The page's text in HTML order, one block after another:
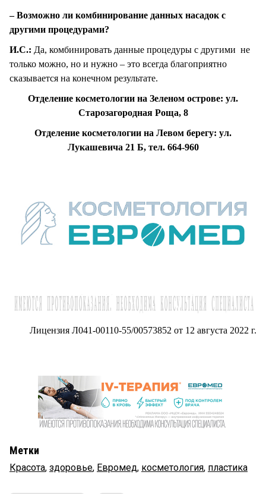
– Возможно ли комбинирование данных насадок с
другими процедурами?
И.С.: Да, комбинировать данные процедуры с другими не
только можно, но и нужно – это всегда благоприятно
сказывается на конечном результате.
Отделение косметологии на Зеленом острове: ул.
Старозагородная Роща, 8
Отделение косметологии на Левом берегу: ул.
Лукашевича 21 Б, тел. 664-960
Лицензия Л041-00110-55/00573852 от 12 августа 2022 г.
Метки
Красота, здоровье, Евромед, косметология, пластика